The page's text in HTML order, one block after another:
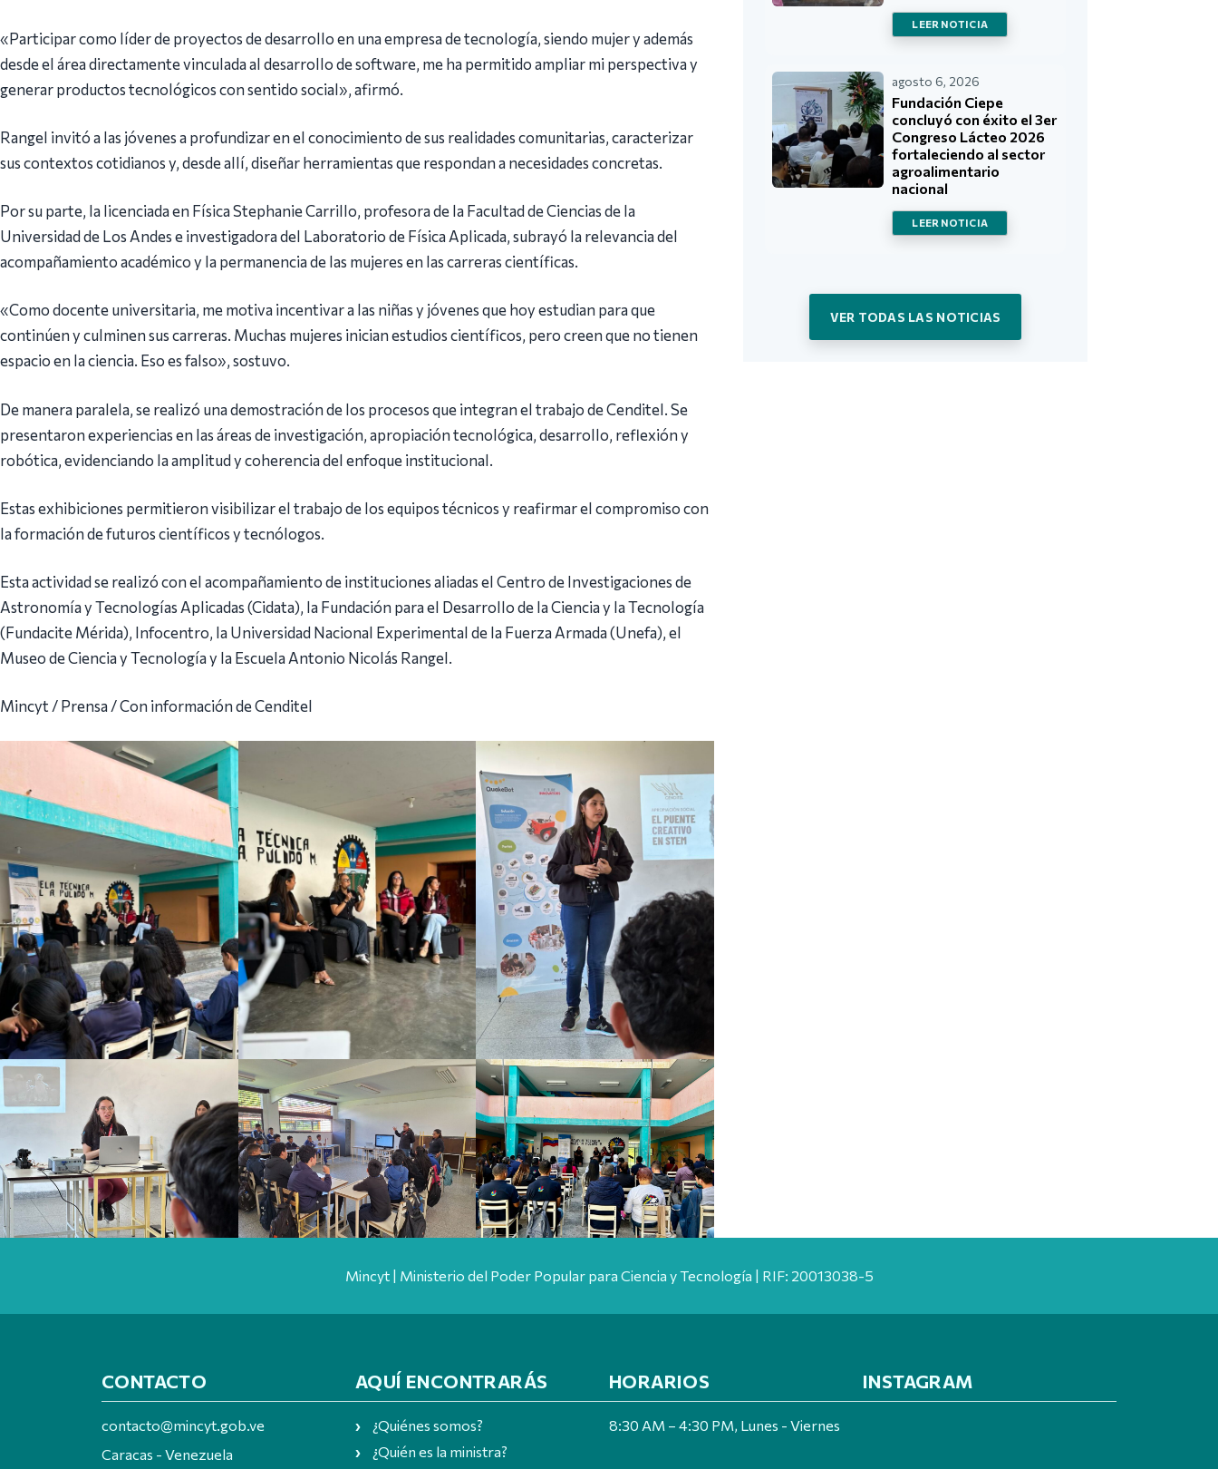
«Participar como líder de proyectos de desarrollo en una empresa de tecnología, siendo mujer y además
desde el área directamente vinculada al desarrollo de software, me ha permitido ampliar mi perspectiva y
generar productos tecnológicos con sentido social», afirmó.
Rangel invitó a las jóvenes a profundizar en el conocimiento de sus realidades comunitarias, caracterizar
sus contextos cotidianos y, desde allí, diseñar herramientas que respondan a necesidades concretas.
Por su parte, la licenciada en Física Stephanie Carrillo, profesora de la Facultad de Ciencias de la
Universidad de Los Andes e investigadora del Laboratorio de Física Aplicada, subrayó la relevancia del
acompañamiento académico y la permanencia de las mujeres en las carreras científicas.
«Como docente universitaria, me motiva incentivar a las niñas y jóvenes que hoy estudian para que
continúen y culminen sus carreras. Muchas mujeres inician estudios científicos, pero creen que no tienen
espacio en la ciencia. Eso es falso», sostuvo.
De manera paralela, se realizó una demostración de los procesos que integran el trabajo de Cenditel. Se
presentaron experiencias en las áreas de investigación, apropiación tecnológica, desarrollo, reflexión y
robótica, evidenciando la amplitud y coherencia del enfoque institucional.
Estas exhibiciones permitieron visibilizar el trabajo de los equipos técnicos y reafirmar el compromiso con
la formación de futuros científicos y tecnólogos.
Esta actividad se realizó con el acompañamiento de instituciones aliadas el Centro de Investigaciones de
Astronomía y Tecnologías Aplicadas (Cidata), la Fundación para el Desarrollo de la Ciencia y la Tecnología
(Fundacite Mérida), Infocentro, la Universidad Nacional Experimental de la Fuerza Armada (Unefa), el
Museo de Ciencia y Tecnología y la Escuela Antonio Nicolás Rangel.
Mincyt / Prensa / Con información de Cenditel
LEER NOTICIA
agosto 6, 2026
Fundación Ciepe
concluyó con éxito el 3er
Congreso Lácteo 2026
fortaleciendo al sector
agroalimentario
nacional
LEER NOTICIA
VER TODAS LAS NOTICIAS
Mincyt | Ministerio del Poder Popular para Ciencia y Tecnología | RIF: 20013038-5
CONTACTO
contacto@mincyt.gob.ve
Caracas - Venezuela
AQUÍ ENCONTRARÁS
¿Quiénes somos?
¿Quién es la ministra?
HORARIOS
8:30 AM – 4:30 PM, Lunes - Viernes
INSTAGRAM